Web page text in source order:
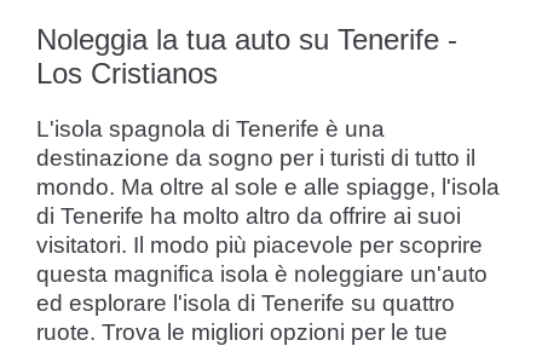
Noleggia la tua auto su Tenerife -
Los Cristianos
L'isola spagnola di Tenerife è una
destinazione da sogno per i turisti di tutto il
mondo. Ma oltre al sole e alle spiagge, l'isola
di Tenerife ha molto altro da offrire ai suoi
visitatori. Il modo più piacevole per scoprire
questa magnifica isola è noleggiare un'auto
ed esplorare l'isola di Tenerife su quattro
ruote. Trova le migliori opzioni per le tue